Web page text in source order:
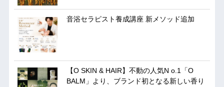
音浴セラピスト養成講座 新メソッド追加
【O SKIN & HAIR】不動の人気N o.1「O
BALM」より、ブランド初となる新しい香り